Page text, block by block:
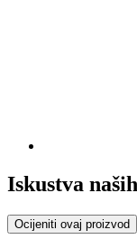
Iskustva
Ocijeniti ovaj proizvod